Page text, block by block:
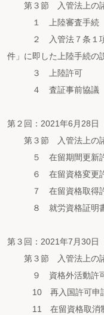
第３節 入管法上の
１ 上陸審査手続
２ 入管法７条１項１
件」に即した上陸手続の
３ 上陸許可
４ 査証事前協議
第２回：2021年6月28日
第３節 入管法上の諸
５ 在留期間更新許
６ 在留資格変更許
７ 在留資格取得許
８ 就労資格証明書
第３回：2021年7月30日
第３節 入管法上の諸
９ 資格外活動許
10 再入国許可申
11 在留資格取消